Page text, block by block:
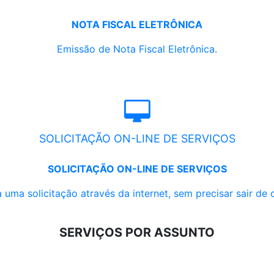
NOTA FISCAL ELETRÔNICA
Emissão de Nota Fiscal Eletrônica.
SOLICITAÇÃO ON-LINE DE SERVIÇOS
SOLICITAÇÃO ON-LINE DE SERVIÇOS
uma solicitação através da internet, sem precisar sair de
SERVIÇOS POR ASSUNTO